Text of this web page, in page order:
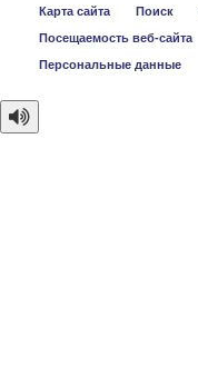
Карта сайта Поиск
Посещаемость веб-сайта
Персональные данные